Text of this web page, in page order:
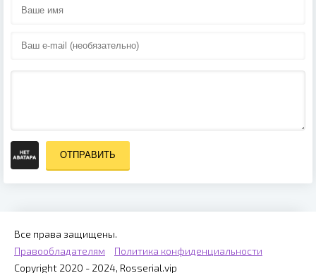
ОТПРАВИТЬ
Все права защищены.
Правообладателям
Политика конфиденциальности
Copyright 2020 - 2024, Rosserial.vip